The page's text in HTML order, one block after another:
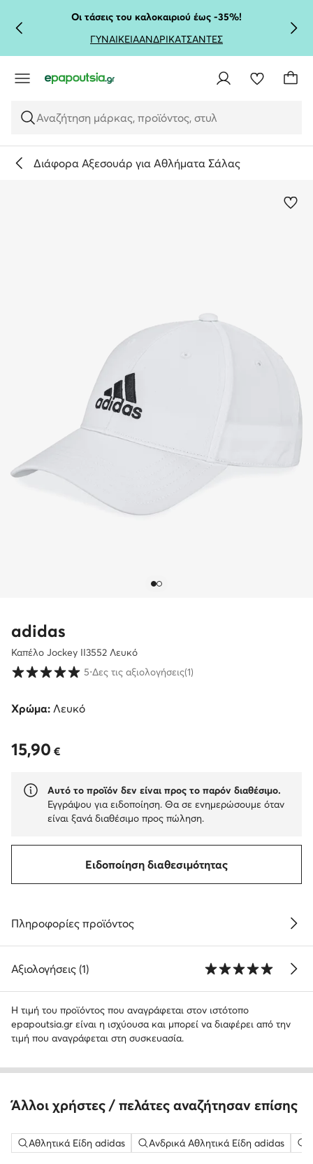
ΜΕΤΆΒΑΣΗ ΣΤΟ ΚΎΡΙΟ ΠΕΡΙΕΧΌΜΕΝΟ
ΜΕΤΆΒΑΣΗ ΣΤΗΝ ΑΝΑΖΉΤΗΣΗ
Οι τάσεις του καλοκαιριού έως -35%!
ΓΥΝΑΙΚΕΙΑΑΝΔΡΙΚΑΤΣΑΝΤΕΣ
Αναζήτηση μάρκας, προϊόντος, στυλ
Διάφορα Αξεσουάρ για Αθλήματα Σάλας
adidas
Καπέλο Jockey II3552 Λευκό
Βαθμολογία πελατών σε κλίμακα 1 έως 5
5⋅Δες τις αξιολογήσεις(1)
Χρώμα: Λευκό
15,90 €
15,90 €
Αυτό το προϊόν δεν είναι προς το παρόν διαθέσιμο.
Εγγράψου για ειδοποίηση. Θα σε ενημερώσουμε όταν
είναι ξανά διαθέσιμο προς πώληση.
Ειδοποίηση διαθεσιμότητας
Πληροφορίες προϊόντος
Αξιολογήσεις (1)
Η τιμή του προϊόντος που αναγράφεται στον ιστότοπο
epapoutsia.gr είναι η ισχύουσα και μπορεί να διαφέρει από την
τιμή που αναγράφεται στη συσκευασία.
Άλλοι χρήστες / πελάτες αναζήτησαν επίσης
Αθλητικά Είδη adidas Ανδρικά Αθλητικά Είδη adidas